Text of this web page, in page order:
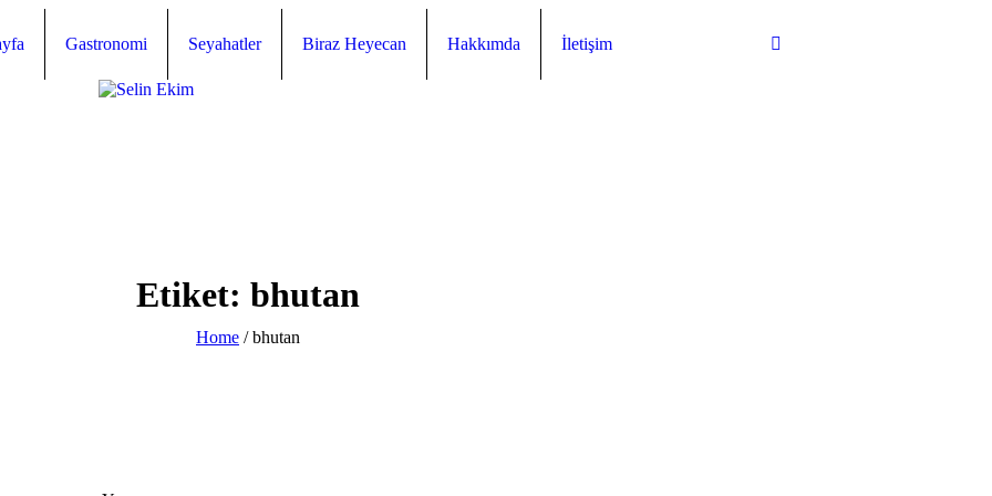
Gastronomi Seyahatler Biraz Heyecan Hakkımda İletişim
Etiket: bhutan
Home /bhutan